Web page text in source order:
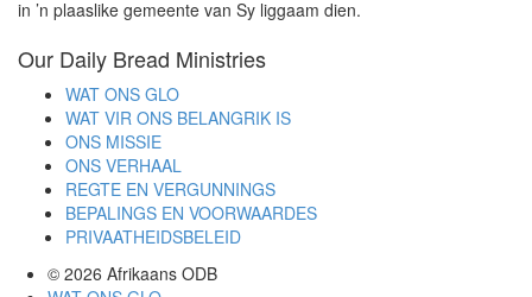
in ’n plaaslike gemeente van Sy liggaam dien.
Our Daily Bread Ministries
WAT ONS GLO
WAT VIR ONS BELANGRIK IS
ONS MISSIE
ONS VERHAAL
REGTE EN VERGUNNINGS
BEPALINGS EN VOORWAARDES
PRIVAATHEIDSBELEID
© 2026 Afrikaans ODB